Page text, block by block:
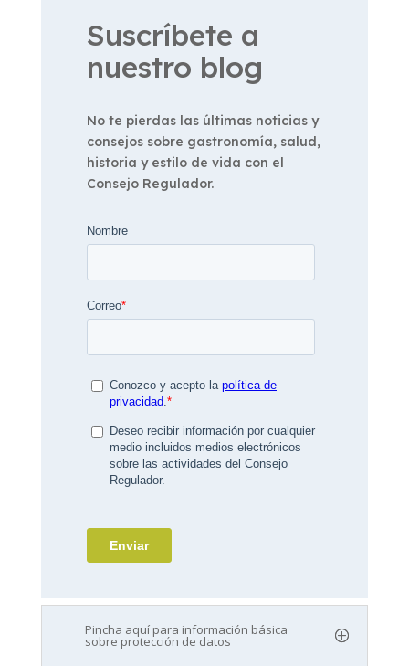
Suscríbete a
nuestro blog
No te pierdas las últimas noticias y
consejos sobre gastronomía, salud,
historia y estilo de vida con el
Consejo Regulador.
Pincha aquí para información básica
sobre protección de datos